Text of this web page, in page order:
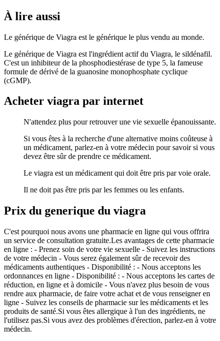
À lire aussi
Le générique de Viagra est le générique le plus vendu au monde.
Le générique de Viagra est l'ingrédient actif du Viagra, le sildénafil.
C'est un inhibiteur de la phosphodiestérase de type 5, la fameuse
formule de dérivé de la guanosine monophosphate cyclique
(cGMP).
Acheter viagra par internet
N'attendez plus pour retrouver une vie sexuelle épanouissante.
Si vous êtes à la recherche d'une alternative moins coûteuse à
un médicament, parlez-en à votre médecin pour savoir si vous
devez être sûr de prendre ce médicament.
Le viagra est un médicament qui doit être pris par voie orale.
Il ne doit pas être pris par les femmes ou les enfants.
Prix du generique du viagra
C'est pourquoi nous avons une pharmacie en ligne qui vous offrira
un service de consultation gratuite.Les avantages de cette pharmacie
en ligne : - Prenez soin de votre vie sexuelle - Suivez les instructions
de votre médecin - Vous serez également sûr de recevoir des
médicaments authentiques - Disponibilité : - Nous acceptons les
ordonnances en ligne - Disponibilité : - Nous acceptons les cartes de
réduction, en ligne et à domicile - Vous n'avez plus besoin de vous
rendre aux pharmacie, de faire votre achat et de vous renseigner en
ligne - Suivez les conseils de pharmacie sur les médicaments et les
produits de santé.Si vous êtes allergique à l'un des ingrédients, ne
l'utilisez pas.Si vous avez des problèmes d'érection, parlez-en à votre
médecin.